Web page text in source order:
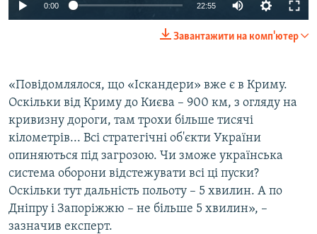
0:00 22:55
Завантажити на комп'ютер
​«Повідомлялося, що «Іскандери» вже є в Криму.
Оскільки від Криму до Києва – 900 км, з огляду на
кривизну дороги, там трохи більше тисячі
кілометрів... Всі стратегічні об'єкти України
опиняються під загрозою. Чи зможе українська
система оборони відстежувати всі ці пуски?
Оскільки тут дальність польоту – 5 хвилин. А по
Дніпру і Запоріжжю – не більше 5 хвилин», –
зазначив експерт.